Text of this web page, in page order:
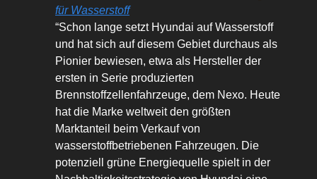
für Wasserstoff
“Schon lange setzt Hyundai auf Wasserstoff
und hat sich auf diesem Gebiet durchaus als
Pionier bewiesen, etwa als Hersteller der
ersten in Serie produzierten
Brennstoffzellenfahrzeuge, dem Nexo. Heute
hat die Marke weltweit den größten
Marktanteil beim Verkauf von
wasserstoffbetriebenen Fahrzeugen. Die
potenziell grüne Energiequelle spielt in der